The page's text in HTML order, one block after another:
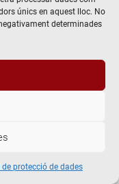
únics en aquest lloc. No
determinades
protecció de dades
drets reservats